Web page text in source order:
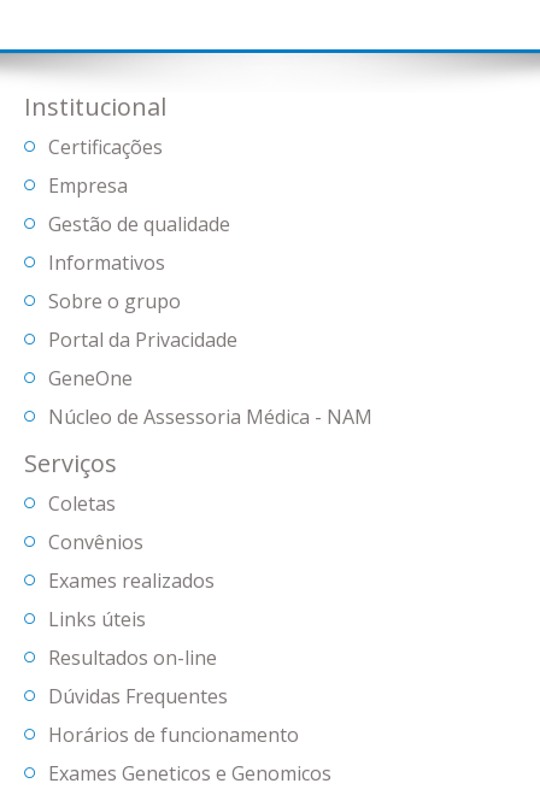
Institucional
Certificações
Empresa
Gestão de qualidade
Informativos
Sobre o grupo
Portal da Privacidade
GeneOne
Núcleo de Assessoria Médica - NAM
Serviços
Coletas
Convênios
Exames realizados
Links úteis
Resultados on-line
Dúvidas Frequentes
Horários de funcionamento
Exames Geneticos e Genomicos